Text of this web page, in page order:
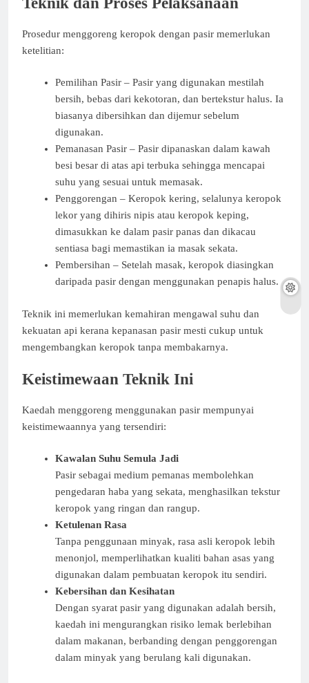
Prosedur menggoreng keropok dengan pasir memerlukan
ketelitian:
Pemilihan Pasir – Pasir yang digunakan mestilah
bersih, bebas dari kekotoran, dan bertekstur halus. Ia
biasanya dibersihkan dan dijemur sebelum
digunakan.
Pemanasan Pasir – Pasir dipanaskan dalam kawah
besi besar di atas api terbuka sehingga mencapai
suhu yang sesuai untuk memasak.
Penggorengan – Keropok kering, selalunya keropok
lekor yang dihiris nipis atau keropok keping,
dimasukkan ke dalam pasir panas dan dikacau
sentiasa bagi memastikan ia masak sekata.
Pembersihan – Setelah masak, keropok diasingkan
daripada pasir dengan menggunakan penapis halus.
Teknik ini memerlukan kemahiran mengawal suhu dan
kekuatan api kerana kepanasan pasir mesti cukup untuk
mengembangkan keropok tanpa membakarnya.
Keistimewaan Teknik Ini
Kaedah menggoreng menggunakan pasir mempunyai
keistimewaannya yang tersendiri:
Kawalan Suhu Semula Jadi
Pasir sebagai medium pemanas membolehkan
pengedaran haba yang sekata, menghasilkan tekstur
keropok yang ringan dan rangup.
Ketulenan Rasa
Tanpa penggunaan minyak, rasa asli keropok lebih
menonjol, memperlihatkan kualiti bahan asas yang
digunakan dalam pembuatan keropok itu sendiri.
Kebersihan dan Kesihatan
Dengan syarat pasir yang digunakan adalah bersih,
kaedah ini mengurangkan risiko lemak berlebihan
dalam makanan, berbanding dengan penggorengan
dalam minyak yang berulang kali digunakan.